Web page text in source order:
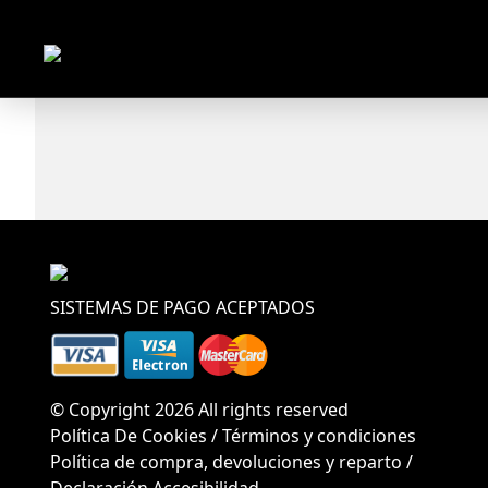
SISTEMAS DE PAGO ACEPTADOS
© Copyright 2026 All rights reserved
Política De Cookies /Términos y condiciones
Política de compra, devoluciones y reparto /